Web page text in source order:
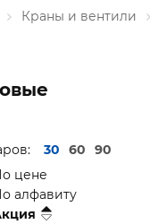
Краны и вентили
30 60
90
цене
алфавиту